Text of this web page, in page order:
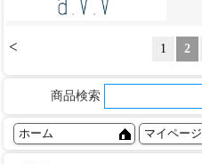
< 1 2
商品検索
ホーム マイページ